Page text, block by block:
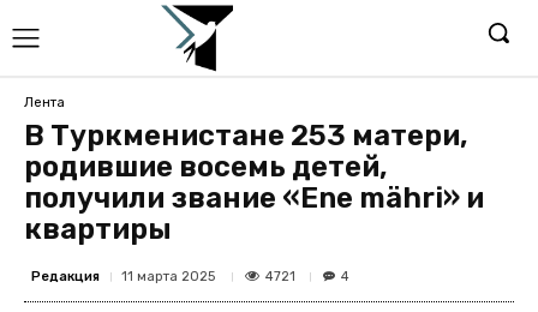
Лента
В Туркменистане 253 матери,
родившие восемь детей,
получили звание «Ene mähri» и
квартиры
Редакция 11 марта 2025 4721 4